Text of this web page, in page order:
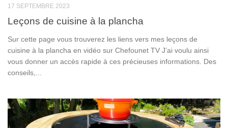
17 SEPTEMBRE 2023
Leçons de cuisine à la plancha
Sur cette page vous trouverez les liens vers mes leçons de
cuisine à la plancha en vidéo sur Chefounet TV J’ai voulu ainsi
vous donner un accès rapide à ces précieuses informations. Des
conseils,...